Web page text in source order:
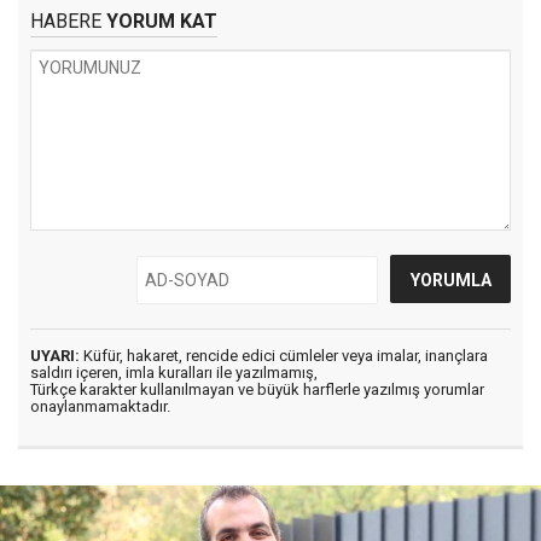
HABERE YORUM KAT
UYARI: Küfür, hakaret, rencide edici cümleler veya imalar, inançlara
saldırı içeren, imla kuralları ile yazılmamış,
Türkçe karakter kullanılmayan ve büyük harflerle yazılmış yorumlar
onaylanmamaktadır.